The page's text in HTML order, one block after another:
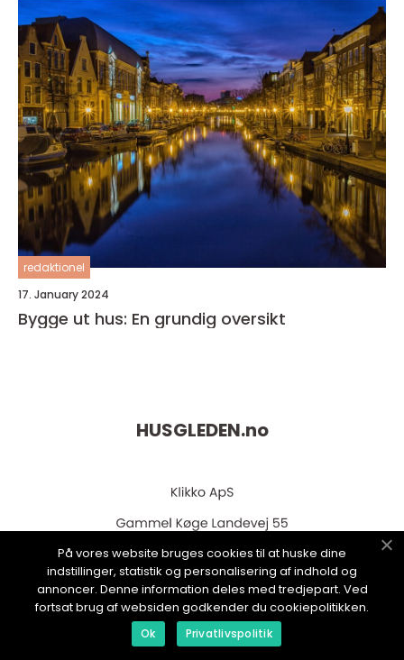
redaktionel
17. January 2024
Bygge ut hus: En grundig oversikt
HUSGLEDEN.no
web:www.klikko.dk
På vores website bruges cookies til at huske dine
indstillinger, statistik og personalisering af indhold og
annoncer. Denne information deles med tredjepart. Ved
fortsat brug af websiden godkender du cookiepolitikken.
Ok Privatlivspolitik